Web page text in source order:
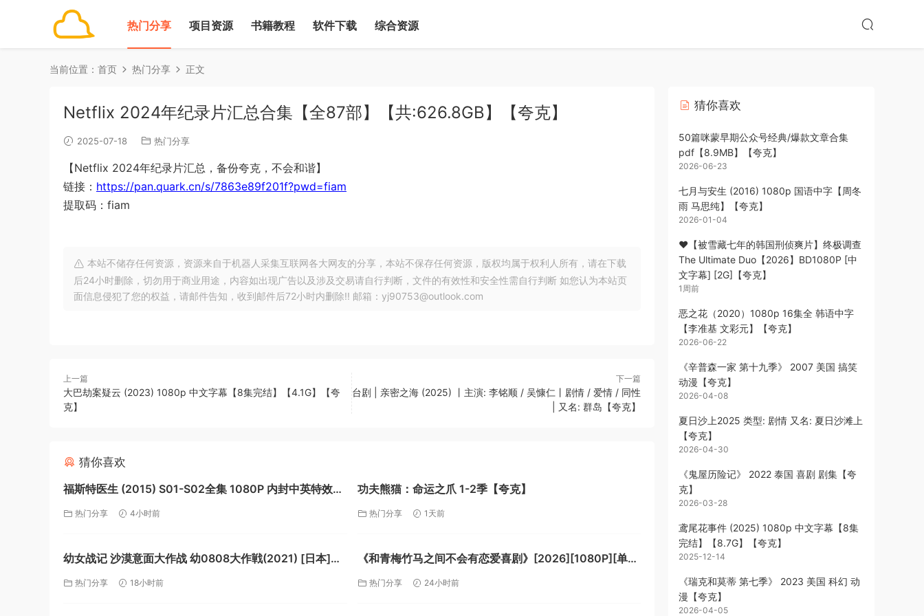
热门分享 项目资源 书籍教程 软件下载 综合资源
当前位置： 首页 热门分享 正文
Netflix 2024年纪录片汇总合集【全87部】【共:626.8GB】【夸克】
2025-07-18 热门分享
【Netflix 2024年纪录片汇总，备份夸克，不会和谐】
链接： https://pan.quark.cn/s/7863e89f201f?pwd=fiam
提取码：fiam
本站不储存任何资源，资源来自于机器人采集互联网各大网友的分享，本站不保存任何资源，版权均属于权利人所有，请在下载
后24小时删除，切勿用于商业用途，内容如出现广告以及涉及交易请自行判断，文件的有效性和安全性需自行判断 如您认为本站页
面信息侵犯了您的权益，请邮件告知，收到邮件后72小时内删除!! 邮箱：yj90753@outlook.com
上一篇
大巴劫案疑云 (2023) 1080p 中文字幕【8集完结】【4.1G】【夸
克】
下一篇
台剧 | 亲密之海 (2025) 丨主演: 李铭顺 / 吴慷仁丨剧情 / 爱情 / 同性
| 又名: 群岛【夸克】
猜你喜欢
福斯特医生 (2015) S01-S02全集 1080P 内封中英特效字
幕 已削刮【夸克】
热门分享 4小时前
功夫熊猫：命运之爪 1-2季【夸克】
热门分享 1天前
幼女战记 沙漠意面大作战 幼0808大作戦(2021) [日本]
[喜剧/动画/短片/战争] 日语分【夸克】
热门分享 18小时前
《和青梅竹马之间不会有恋爱喜剧》[2026][1080P][单集
1.4GB共12集][中文字幕][16.2GB]【夸克】
热门分享 24小时前
猜你喜欢
50篇咪蒙早期公众号经典/爆款文章合集
pdf【8.9MB】【夸克】
2026-06-23
七月与安生 (2016) 1080p 国语中字【周冬
雨 马思纯】【夸克】
2026-01-04
❤️【被雪藏七年的韩国刑侦爽片】终极调查
The Ultimate Duo【2026】BD1080P [中
文字幕] [2G]【夸克】
1周前
恶之花（2020）1080p 16集全 韩语中字
【李准基 文彩元】【夸克】
2026-06-22
《辛普森一家 第十九季》 2007 美国 搞笑
动漫【夸克】
2026-04-08
夏日沙上2025 类型: 剧情 又名: 夏日沙滩上
【夸克】
2026-04-30
《鬼屋历险记》 2022 泰国 喜剧 剧集【夸
克】
2026-03-28
鸢尾花事件 (2025) 1080p 中文字幕【8集
完结】【8.7G】【夸克】
2025-12-14
《瑞克和莫蒂 第七季》 2023 美国 科幻 动
漫【夸克】
2026-04-05